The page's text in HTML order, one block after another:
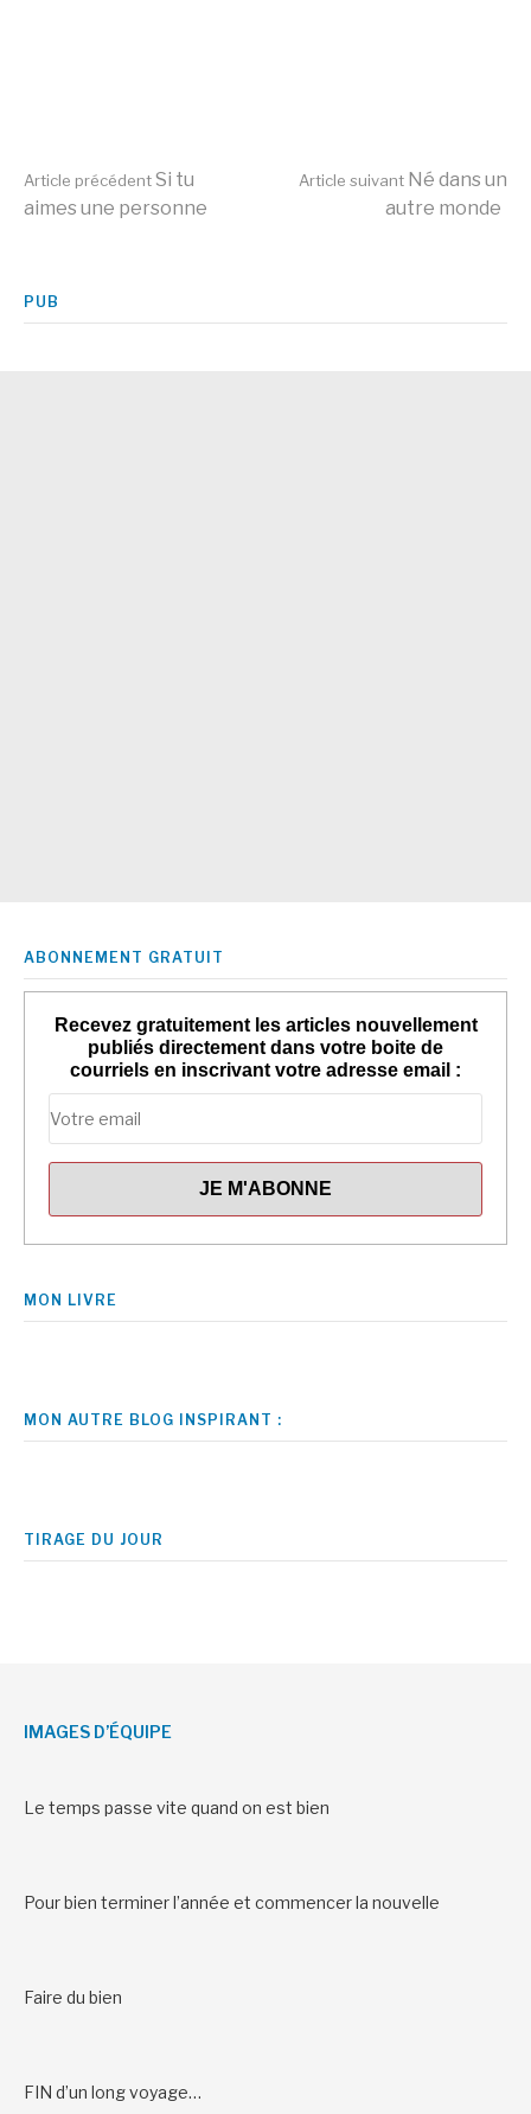
Lire
la
Article précédentSi tu
aimes une personne
Article suivant Né dans un
autre monde
PUB
ABONNEMENT GRATUIT
Recevez gratuitement les articles nouvellement
publiés directement dans votre boite de
courriels en inscrivant votre adresse email :
MON LIVRE
MON AUTRE BLOG INSPIRANT :
TIRAGE DU JOUR
IMAGES D’ÉQUIPE
Le temps passe vite quand on est bien
Pour bien terminer l’année et commencer la nouvelle
Faire du bien
FIN d’un long voyage…